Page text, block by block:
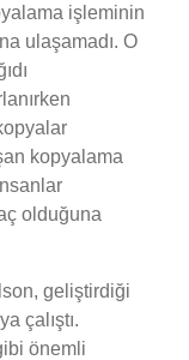
işleminin
ulaşamadı. O
kopyalama
olduğuna
geliştirdiği
çalıştı.
önemli